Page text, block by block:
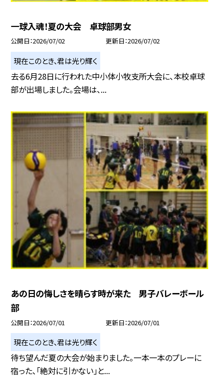
一球入魂！夏の大会 卓球部男女
公開日 2026/07/02 更新日 2026/07/02
現在このとき、君は光り輝く
去る6月28日に行われた中小体小牧支所大会に、本校卓球
部が出場しました。会場は、...
あの日の悔しさを晴らす時が来た 男子バレーボール
部
公開日 2026/07/01 更新日 2026/07/01
現在このとき、君は光り輝く
待ち望んだ夏の大会が始まりました。一本一本のプレーに
宿った、「絶対に引かない」と...